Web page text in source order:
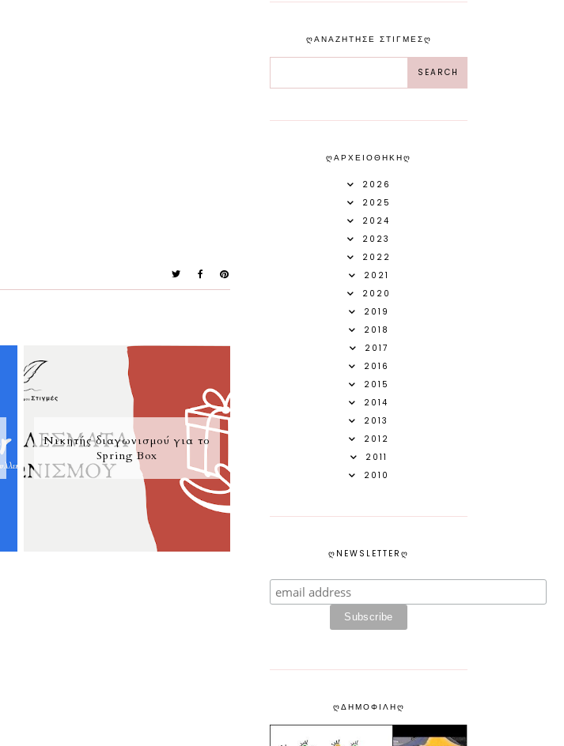
Νικητής διαγωνισμού για το
Spring Box
ᲦΑΝΑΖΗΤΗΣΕ ΣΤΙΓΜΕΣᲦ
ᲦΑΡΧΕΙΟΘΗΚΗᲦ
2026
2025
2024
2023
2022
2021
2020
2019
2018
2017
2016
2015
2014
2013
2012
2011
2010
ᲦNEWSLETTERᲦ
ᲦΔΗΜΟΦΙΛΗᲦ